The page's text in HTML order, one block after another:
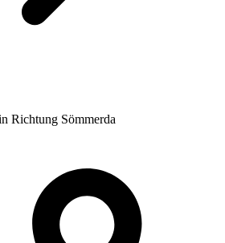
Richtung Sömmerda